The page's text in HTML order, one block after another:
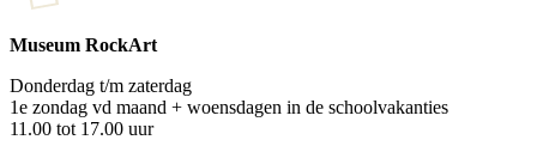
Museum RockArt
Donderdag t/m zaterdag
1e zondag vd maand + woensdagen in de schoolvakanties
11.00 tot 17.00 uur